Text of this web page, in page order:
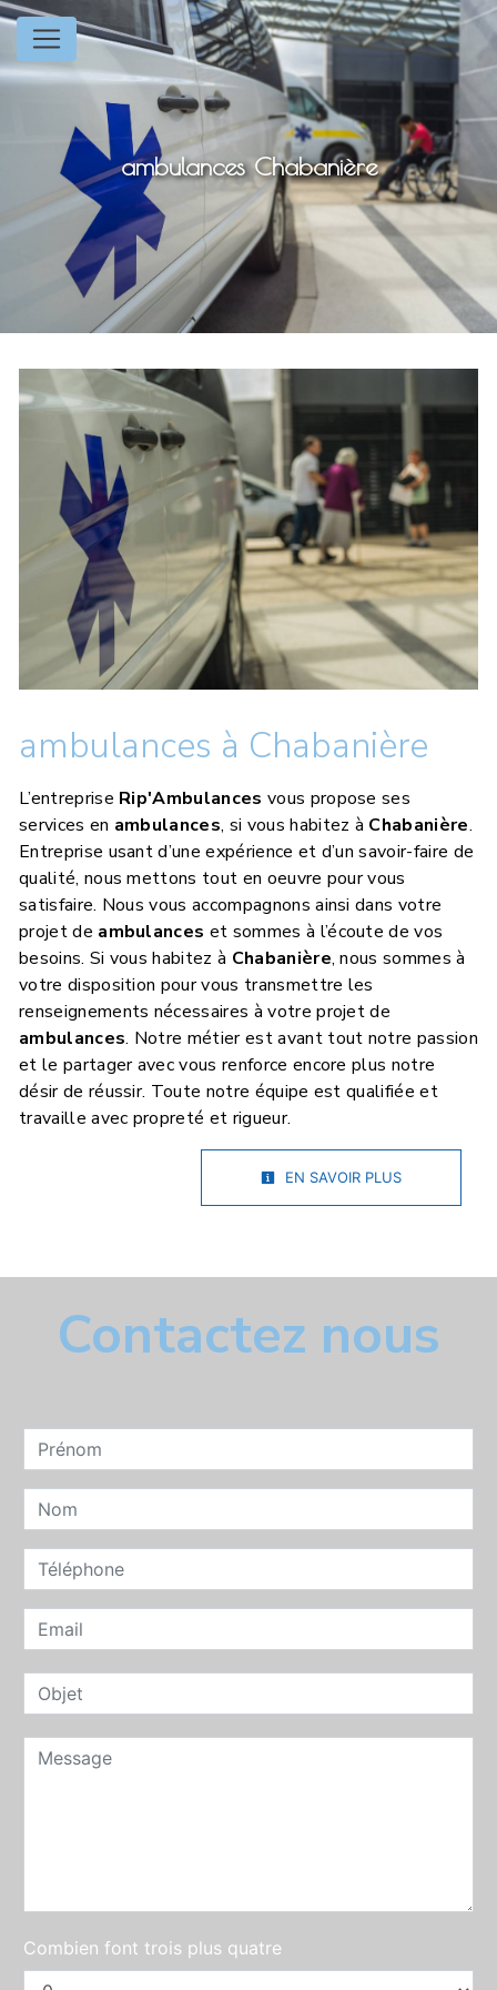
ambulances Chabanière
ambulances à Chabanière
L’entreprise Rip'Ambulances vous propose ses
services en ambulances, si vous habitez à Chabanière.
Entreprise usant d’une expérience et d’un savoir-faire de
qualité, nous mettons tout en oeuvre pour vous
satisfaire. Nous vous accompagnons ainsi dans votre
projet de ambulances et sommes à l’écoute de vos
besoins. Si vous habitez à Chabanière, nous sommes à
votre disposition pour vous transmettre les
renseignements nécessaires à votre projet de
ambulances. Notre métier est avant tout notre passion
et le partager avec vous renforce encore plus notre
désir de réussir. Toute notre équipe est qualifiée et
travaille avec propreté et rigueur.
EN SAVOIR PLUS
Contactez nous
Combien font trois plus quatre
Panneau de gestion des cookies